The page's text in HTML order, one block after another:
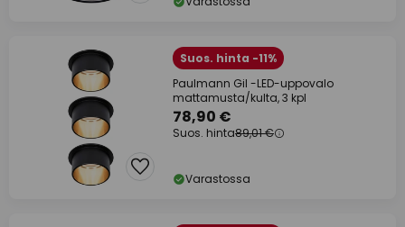
Suos. hinta -11%
Paulmann Gil -LED-uppovalo
mattamusta/kulta, 3 kpl
78,90 €
Suos. hinta89,01 €
Varastossa